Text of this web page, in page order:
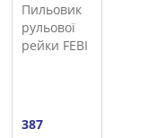
Пильовик
рульової
рейки FEBI
387